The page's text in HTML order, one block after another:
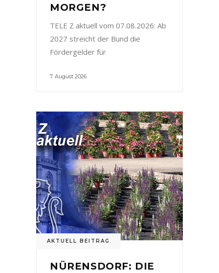
MORGEN?
TELE Z aktuell vom 07.08.2026: Ab
2027 streicht der Bund die
Fördergelder für
7. August 2026
AKTUELL BEITRAG
NÜRENSDORF: DIE